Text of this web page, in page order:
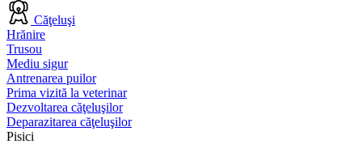
Căţeluşi
Hrănire
Trusou
Mediu sigur
Antrenarea puilor
Prima vizită la veterinar
Dezvoltarea căţeluşilor
Deparazitarea căţeluşilor
Pisici